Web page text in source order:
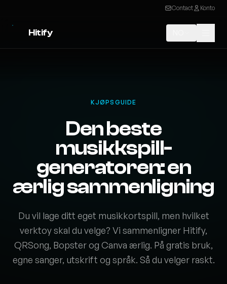
Contact Konto
Hitify
KJØPSGUIDE
Den beste
musikkspill-
generatoren: en
ærlig sammenligning
Du vil lage ditt eget musikkortspill, men hvilket
verktoy skal du velge? Vi sammenligner Hitify,
QRSong, Bopster og Canva ærlig. På gratis bruk,
egne sanger, utskrift og språk. Så du velger raskt.